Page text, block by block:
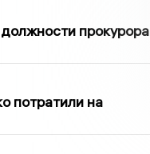
прокурора
потратили на